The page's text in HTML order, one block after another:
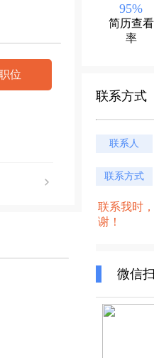
位
95%
简历查看
率
联系方式
联系人
联系方式
联系我时
谢！
微信